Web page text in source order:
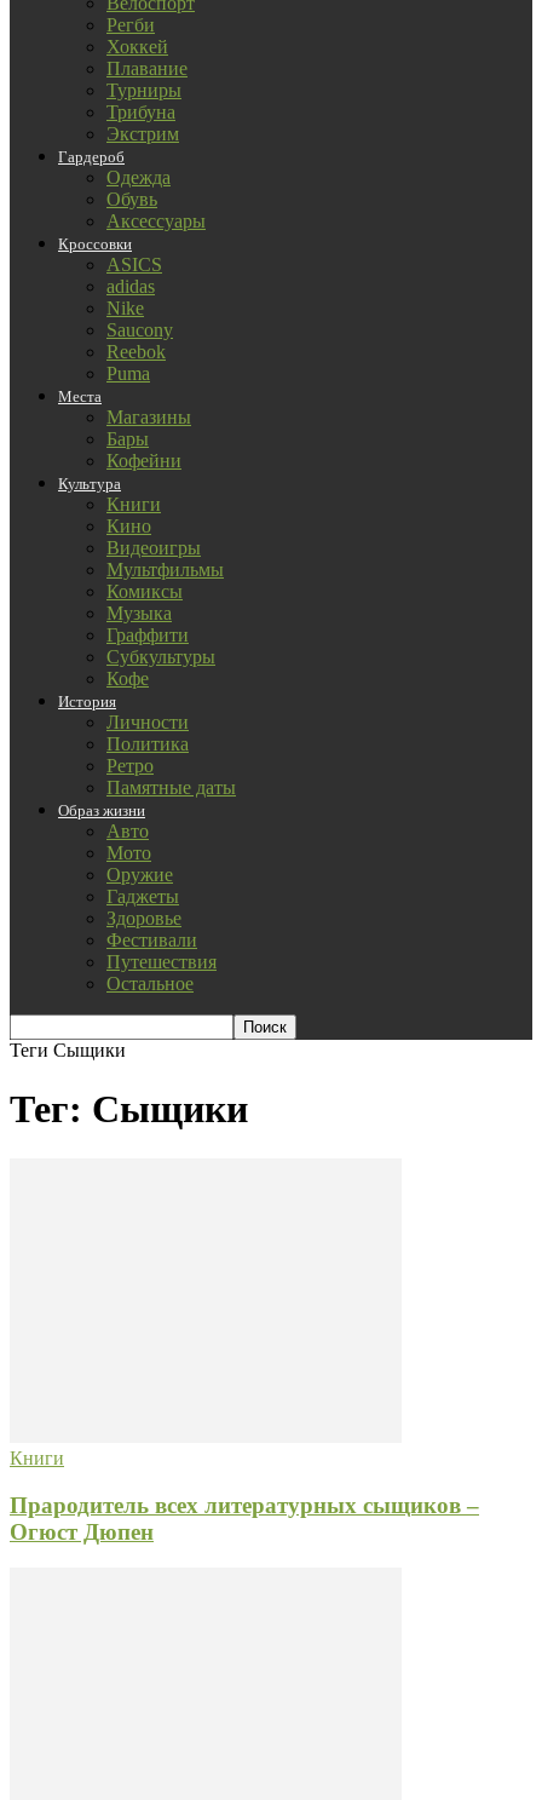
Регби
Хоккей
Плавание
Турниры
Трибуна
Экстрим
Гардероб
Одежда
Обувь
Аксессуары
Кроссовки
ASICS
adidas
Nike
Saucony
Reebok
Puma
Места
Магазины
Бары
Кофейни
Культура
Книги
Кино
Видеоигры
Мультфильмы
Комиксы
Музыка
Граффити
Субкультуры
Кофе
История
Личности
Политика
Ретро
Памятные даты
Образ жизни
Авто
Мото
Оружие
Гаджеты
Здоровье
Фестивали
Путешествия
Остальное
Теги Сыщики
Тег: Сыщики
Книги
Прародитель всех литературных сыщиков –
Огюст Дюпен